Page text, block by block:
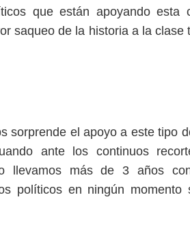
que están apoyando esta
saqueo de la historia a la clase
sorprende el apoyo a este tipo
ante los continuos
llevamos más de 3 años
políticos en ningún